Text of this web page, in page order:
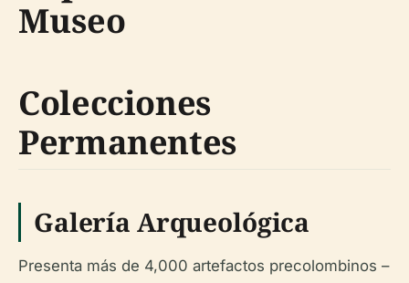
Museo
Colecciones
Permanentes
Galería Arqueológica
Presenta más de 4,000 artefactos precolombinos –